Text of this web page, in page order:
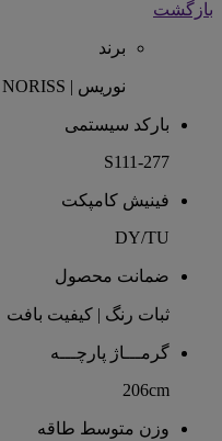
بازگشت
برند
نوریس | NORISS
بارکد سیستمی
S111-277
فینیش کامپکت
DY/TU
ضمانت محصول
ثبات رنگ | کیفیت بافت
گرمـــاژ پارچـــه
206cm
وزن متوسط طاقه